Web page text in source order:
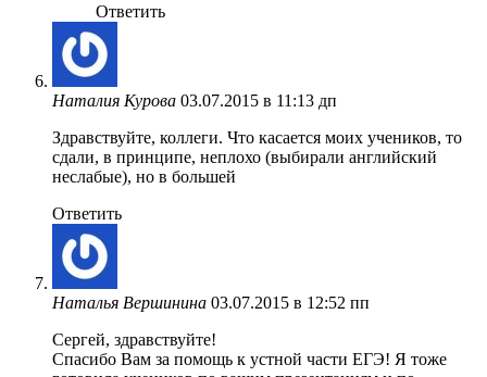
Ответить
Наталия Курова 03.07.2015 в 11:13 дп
Здравствуйте, коллеги. Что касается моих учеников, то
сдали, в принципе, неплохо (выбирали английский
неслабые), но в большей
Ответить
Наталья Вершинина 03.07.2015 в 12:52 пп
Сергей, здравствуйте!
Спасибо Вам за помощь к устной части ЕГЭ! Я тоже